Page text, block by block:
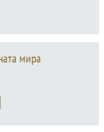
мира